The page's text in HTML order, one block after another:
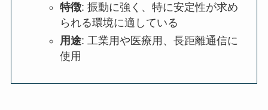
特徴: 振動に強く、特に安定性が求め
られる環境に適している
用途: 工業用や医療用、長距離通信に
使用